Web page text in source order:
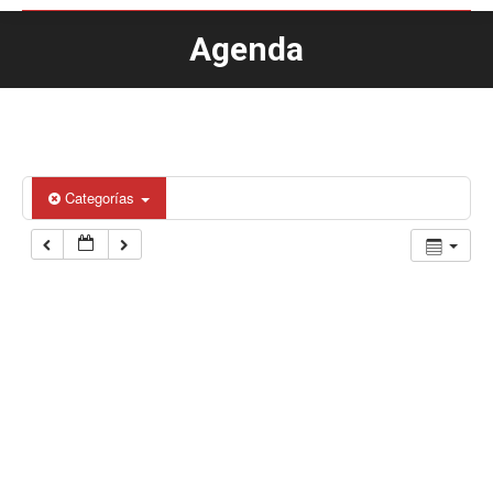
Agenda
Estás aquí:
Categorías